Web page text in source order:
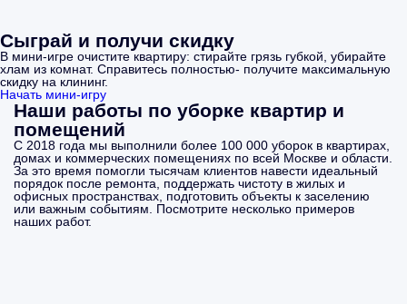
Сыграй и получи скидку
В мини-игре очистите квартиру: стирайте грязь губкой, убирайте
хлам из комнат. Справитесь полностью- получите максимальную
скидку на клининг.
Начать мини-игру
Наши работы по уборке квартир и
помещений
С 2018 года мы выполнили более 100 000 уборок в квартирах,
домах и коммерческих помещениях по всей Москве и области.
За это время помогли тысячам клиентов навести идеальный
порядок после ремонта, поддержать чистоту в жилых и
офисных пространствах, подготовить объекты к заселению
или важным событиям. Посмотрите несколько примеров
наших работ.